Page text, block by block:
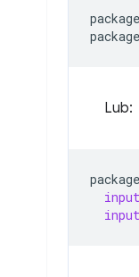
Lub:
input
input